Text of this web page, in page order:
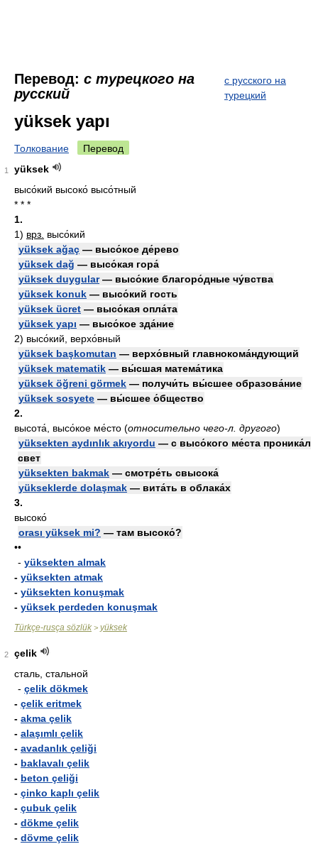
Перевод: с турецкого на
русский
с русского на
турецкий
yüksek yapı
Толкование Перевод
1
yüksek
высо́кий высоко́ высо́тный
* * *
1.
1) врз. высо́кий
yüksek ağaç — высо́кое де́рево
yüksek dağ — высо́кая гора́
yüksek duygular— высо́кие благоро́дные чу́вства
yüksek konuk — высо́кий гость
yüksek ücret — высо́кая опла́та
yüksek yapı — высо́кое зда́ние
2) высо́кий, верхо́вный
yüksek başkomutan — верхо́вный главнокома́ндующий
yüksek matematik — вы́сшая матема́тика
yüksek öğreni görmek — получи́ть вы́сшее образова́ние
yüksek sosyete — вы́сшее о́бщество
2.
высота́, высо́кое ме́сто (относительно чего-л. другого)
yüksekten aydınlık akıyordu — с высо́кого ме́ста проника́л
свет
yüksekten bakmak — смотре́ть свысока́
yükseklerde dolaşmak — вита́ть в облака́х
3.
высоко́
orası yüksek mi? — там высоко́?
••
- yüksekten almak
- yüksekten atmak
- yüksekten konuşmak
- yüksek perdeden konuşmak
Türkçe-rusça sözlük > yüksek
2
çelik
сталь, стальной
- çelik dökmek
- çelik eritmek
- akma çelik
- alaşımlı çelik
- avadanlık çeliği
- baklavalı çelik
- beton çeliği
- çinko kaplı çelik
- çubuk çelik
- dökme çelik
- dövme çelik